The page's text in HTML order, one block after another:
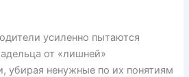
усиленно пытаются
от «лишней»
убирая ненужные по их понятиям